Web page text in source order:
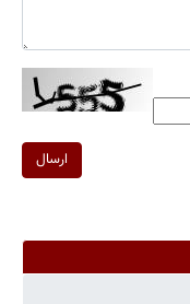
ارسال